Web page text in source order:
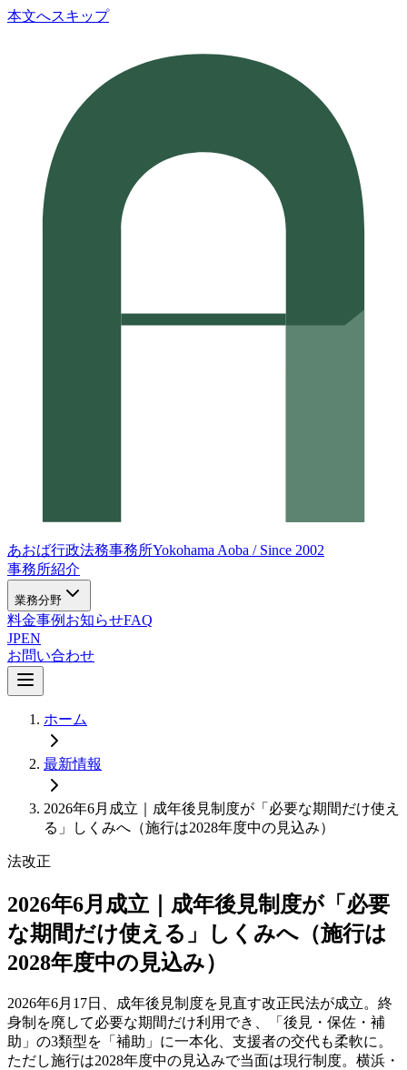
本文へスキップ
あおば行政法務事務所Yokohama Aoba / Since 2002
事務所紹介
業務分野
料金事例 お知らせFAQ
JPEN
お問い合わせ
ホーム
最新情報
2026年6月成立｜成年後見制度が「必要な期間だけ使え
る」しくみへ（施行は2028年度中の見込み）
法改正
2026年6月成立｜成年後見制度が「必要
な期間だけ使える」しくみへ（施行は
2028年度中の見込み）
2026年6月17日、成年後見制度を見直す改正民法が成立。終
身制を廃して必要な期間だけ利用でき、「後見・保佐・補
助」の3類型を「補助」に一本化、支援者の交代も柔軟に。
ただし施行は2028年度中の見込みで当面は現行制度。横浜・